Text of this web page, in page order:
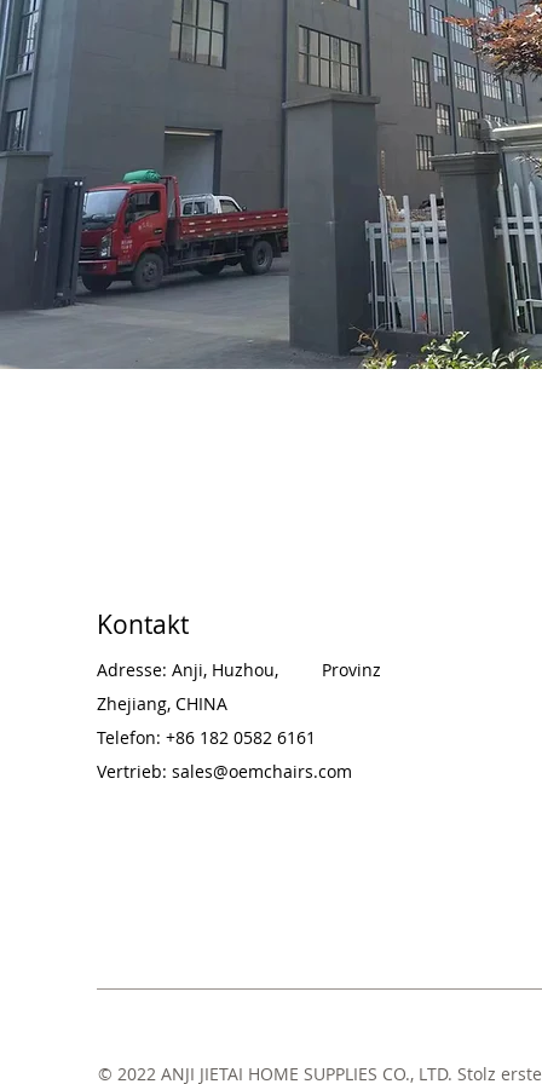
Kontakt
Adresse: Anji, Huzhou,
Provinz
Zhejiang, CHINA
Telefon: +86 182 0582 6161
Vertrieb: sales@oemchairs.com
© 2022 ANJI JIETAI HOME SUPPLIES CO., LTD. Stolz